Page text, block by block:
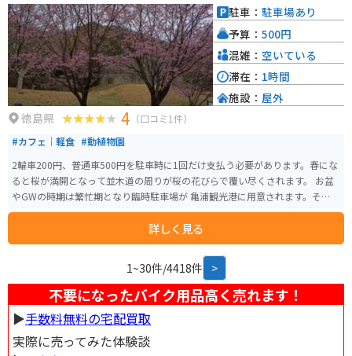
徳島県 4 （口コミ1件）
#カフェ｜軽食 #動植物園
2輪車200円、普通車500円を駐車時に1回だけ支払う必要があります。春にな
ると桜が満開となって並木道の周りが桜の花びらで覆い尽くされます。 お盆
やGWの時期は繁忙期となり臨時駐車場が 亀浦観光港に用意されます。そこか
ら無料シャトルバスで行き帰り可能です。 鳴門山展望台、渦潮汽船、大阪国
際美術館、うどん屋きのした等の飲食店が近くにあるため、公園で散歩や休
憩をする以外にも楽しめる時間が多いのでおすすめです。 周年記念として不
定期で催されるスタンプラリーでは散歩コースが3つ選べます。一番長い散歩
コースでは45分以上歩く周遊コースとなっていますので隣接する施設と共に
ゆったりとした徳島の自然を肌で感じられてオススメです。
詳しく見る
駐車： 駐車場あり
予算： 500円
混雑： 空いている
滞在： 1時間
施設： 屋外
1~30件/4418件 >
不要になったバイク用品高く売れます！
▶︎手数料無料の宅配買取
実際に売ってみた体験談